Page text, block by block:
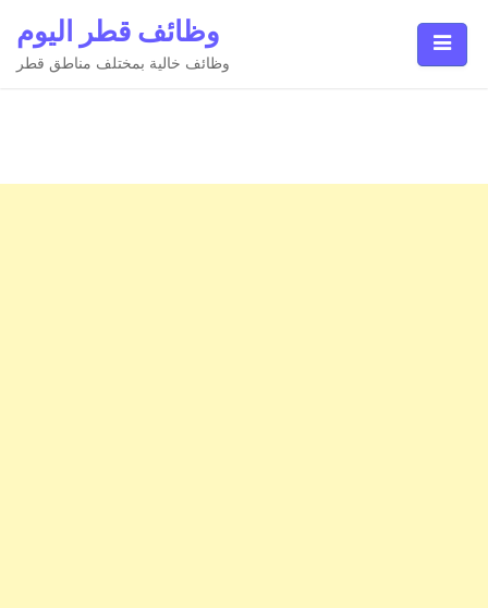
content
وظائف قطر اليوم
وظائف خالية بمختلف مناطق قطر